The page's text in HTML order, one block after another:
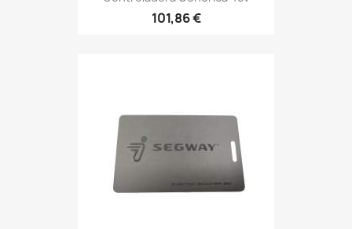
101,86 €